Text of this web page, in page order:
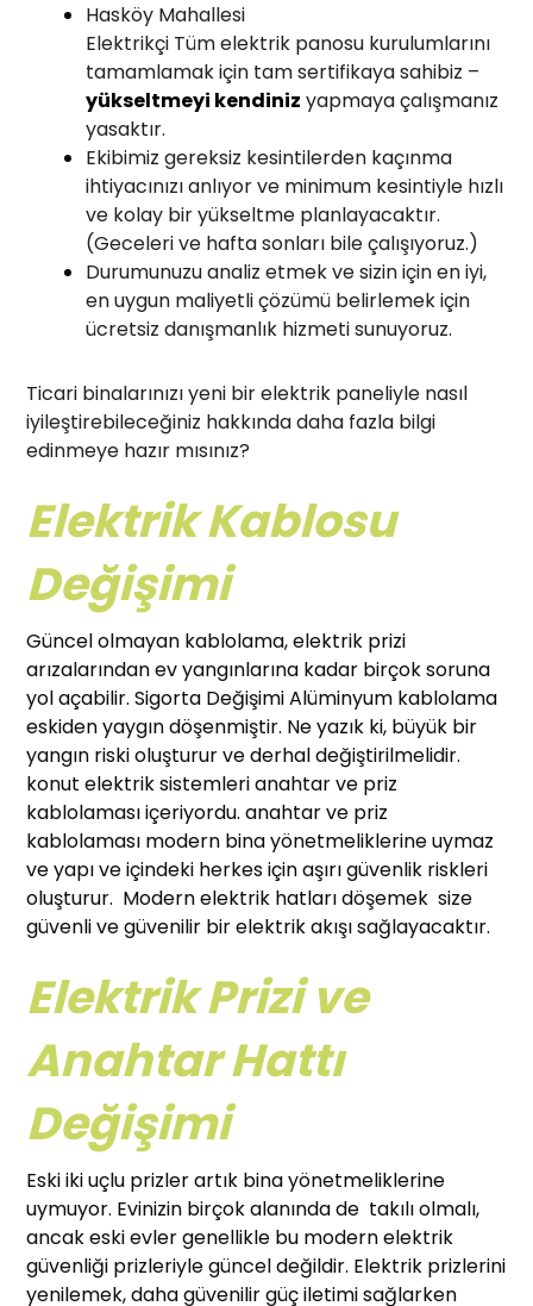
Hasköy Mahallesi
Elektrikçi Tüm elektrik panosu kurulumlarını
tamamlamak için tam sertifikaya sahibiz –
yükseltmeyi kendiniz yapmaya çalışmanız
yasaktır.
Ekibimiz gereksiz kesintilerden kaçınma
ihtiyacınızı anlıyor ve minimum kesintiyle hızlı
ve kolay bir yükseltme planlayacaktır.
(Geceleri ve hafta sonları bile çalışıyoruz.)
Durumunuzu analiz etmek ve sizin için en iyi,
en uygun maliyetli çözümü belirlemek için
ücretsiz danışmanlık hizmeti sunuyoruz.
Ticari binalarınızı yeni bir elektrik paneliyle nasıl
iyileştirebileceğiniz hakkında daha fazla bilgi
edinmeye hazır mısınız?
Elektrik Kablosu
Değişimi
Güncel olmayan kablolama, elektrik prizi
arızalarından ev yangınlarına kadar birçok soruna
yol açabilir. Sigorta Değişimi Alüminyum kablolama
eskiden yaygın döşenmiştir. Ne yazık ki, büyük bir
yangın riski oluşturur ve derhal değiştirilmelidir.
konut elektrik sistemleri anahtar ve priz
kablolaması içeriyordu. anahtar ve priz
kablolaması modern bina yönetmeliklerine uymaz
ve yapı ve içindeki herkes için aşırı güvenlik riskleri
oluşturur. Modern elektrik hatları döşemek size
güvenli ve güvenilir bir elektrik akışı sağlayacaktır.
Elektrik Prizi ve
Anahtar Hattı
Değişimi
Eski iki uçlu prizler artık bina yönetmeliklerine
uymuyor. Evinizin birçok alanında de takılı olmalı,
ancak eski evler genellikle bu modern elektrik
güvenliği prizleriyle güncel değildir. Elektrik prizlerini
yenilemek, daha güvenilir güç iletimi sağlarken